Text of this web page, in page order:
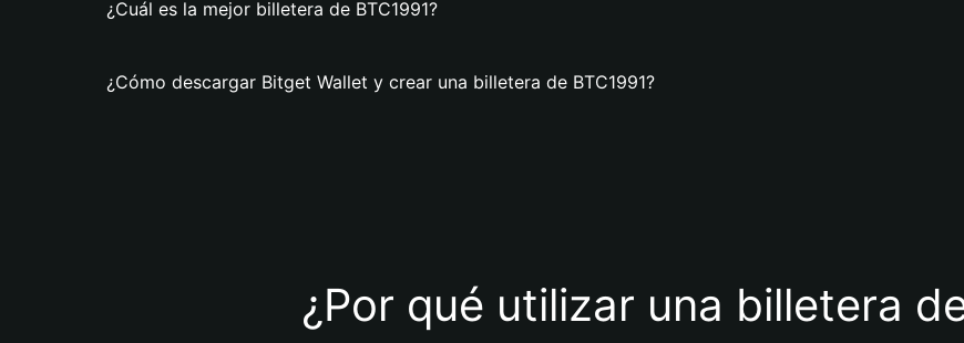
¿Cuál es la mejor billetera de BTC1991?
¿Cómo descargar Bitget Wallet y crear una billetera de BTC1991?
¿Por qué utilizar una billetera